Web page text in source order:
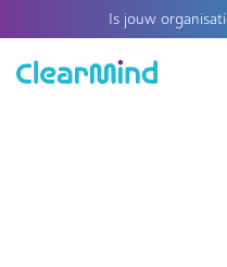
Is jouw